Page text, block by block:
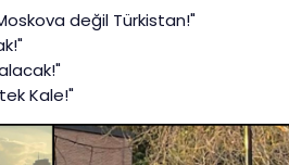
değil Türkistan!"
Kale!"